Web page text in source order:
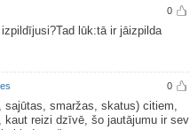
0
lūk:tā ir jāizpilda
0
smaržas, skatus) citiem,
reizi dzīvē, šo jautājumu ir sev